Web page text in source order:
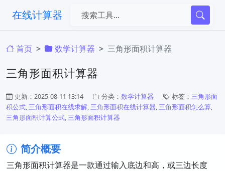
在线计算器
首页 ​数学计算器 三角形面积计算器
三角形面积计算器
更新：2025-08-11 13:14 分类： ​数学计算器 标签： 三角形面
积公式,三角形面积在线求解,三角形面积在线计算器,三角形面积怎么算,
三角形面积计算公式,三角形面积计算器
简介概要
​三角形面积计算器是一款通过输入底边和高，或三边长度